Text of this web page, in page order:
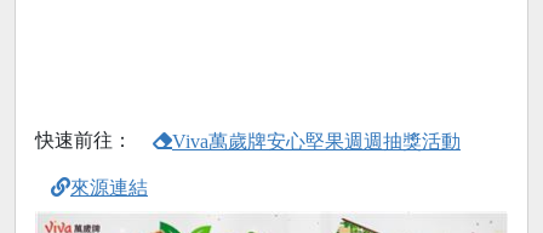
快速前往： Viva萬歲牌安心堅果週週抽獎活動
來源連結